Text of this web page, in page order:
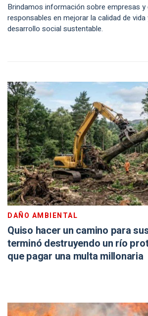
Brindamos información sobre empresas y
responsables en mejorar la calidad de
desarrollo social sustentable.
DAÑO AMBIENTAL
Quiso hacer un camino para
terminó destruyendo un río
que pagar una multa millonaria